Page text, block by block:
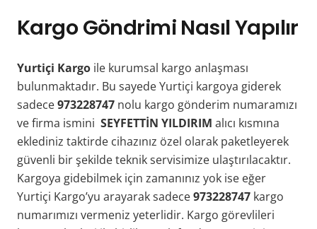
Kargo Göndrimi Nasıl Yapılır
Yurtiçi Kargo ile kurumsal kargo anlaşması
bulunmaktadır. Bu sayede Yurtiçi kargoya giderek
sadece973228747 nolu kargo gönderim numaramızı
ve firma ismini SEYFETTİN YILDIRIM alıcı kısmına
eklediniz taktirde cihazınız özel olarak paketleyerek
güvenli bir şekilde teknik servisimize ulaştırılacaktır.
Kargoya gidebilmek için zamanınız yok ise eğer
Yurtiçi Kargo’yu arayarak sadece973228747 kargo
numarımızı vermeniz yeterlidir. Kargo görevlileri